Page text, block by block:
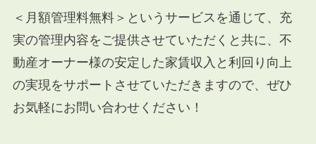
＜月額管理料無料＞というサービスを通じて、充
実の管理内容をご提供させていただくと共に、不
動産オーナー様の安定した家賃収入と利回り向上
の実現をサポートさせていただきますので、ぜひ
お気軽にお問い合わせください！